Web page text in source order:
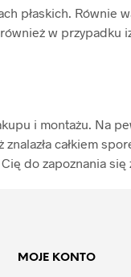
płaskich. Równie
w przypadku
i montażu. Na
całkiem
do zapoznania się
MOJE KONTO